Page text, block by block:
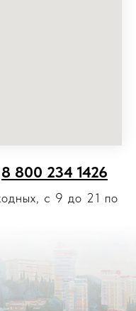
8 800 234 1426
с 9 до 21 по